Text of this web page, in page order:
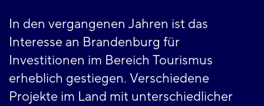
In den vergangenen Jahren ist das
Interesse an Brandenburg für
Investitionen im Bereich Tourismus
erheblich gestiegen. Verschiedene
Projekte im Land mit unterschiedlicher